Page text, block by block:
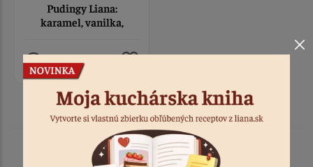
Pudingy Liana:
karamel, vanilka,
0:10